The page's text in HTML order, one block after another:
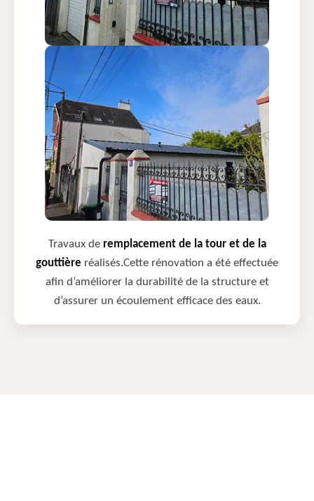
Travaux de remplacement de la tour et de la
gouttière réalisés.Cette rénovation a été effectuée
afin d’améliorer la durabilité de la structure et
d’assurer un écoulement efficace des eaux.